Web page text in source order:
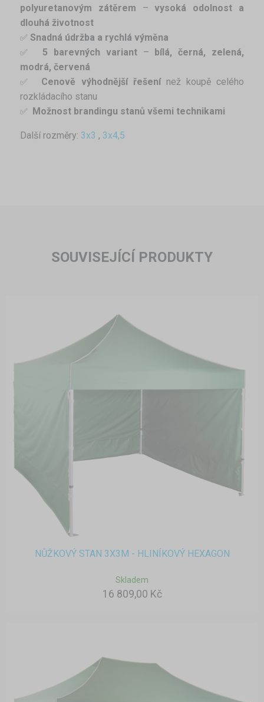
polyuretanovým zátěrem –vysoká odolnost a
dlouhá životnost
✅ Snadná údržba a rychlá výměna
✅ 5 barevných variant– bílá, černá, zelená,
modrá, červená
✅ Cenově výhodnější řešenínež koupě celého
rozkládacího stanu
✅ Možnost brandingu stanů všemi technikami
Další rozměry: 3x3 , 3x4,5
SOUVISEJÍCÍ PRODUKTY
NŮŽKOVÝ STAN 3X3M - HLINÍKOVÝ HEXAGON
Skladem
16 809,00 Kč